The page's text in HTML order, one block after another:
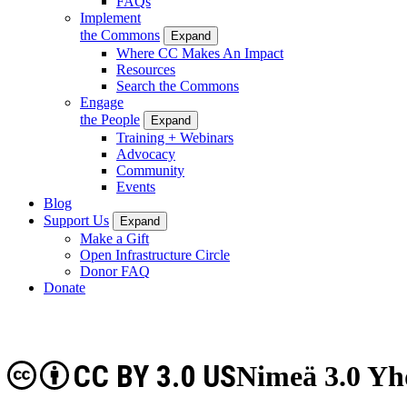
Implement
the Commons
Expand
Where CC Makes An Impact
Resources
Search the Commons
Engage
the People
Expand
Training + Webinars
Advocacy
Community
Events
Blog
Support Us
Expand
Make a Gift
Open Infrastructure Circle
Donor FAQ
Donate
Nimeä 3.0
CC BY 3.0 US